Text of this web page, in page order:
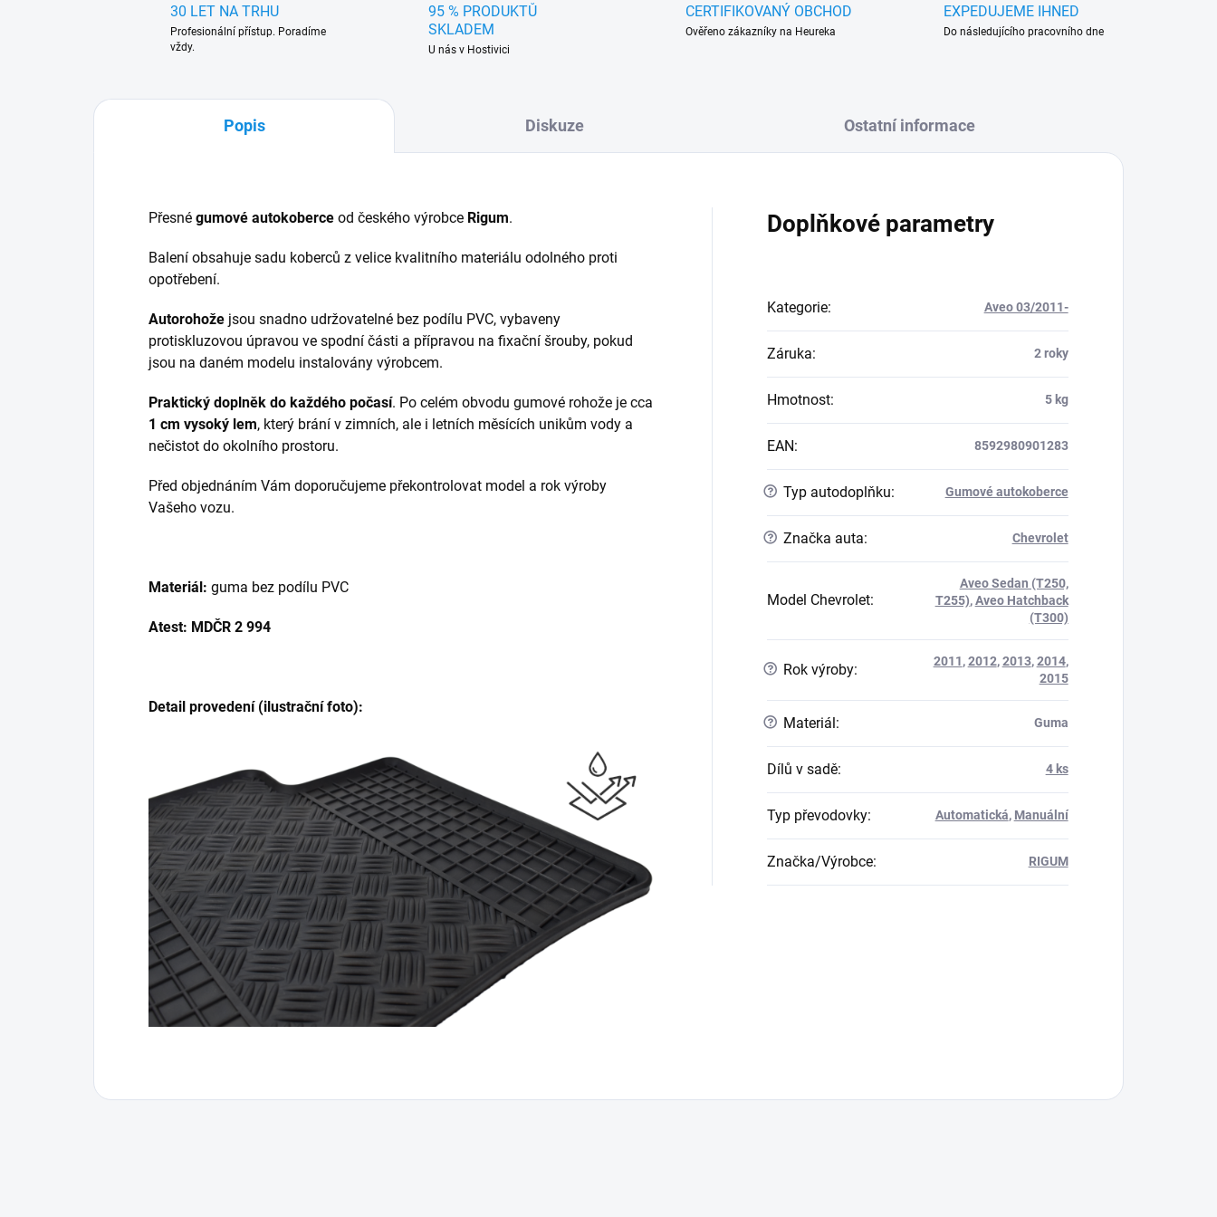
30 LET NA TRHU
Profesionální přístup. Poradíme
vždy.
95 % PRODUKTŮ
SKLADEM
U nás v Hostivici
CERTIFIKOVANÝ OBCHOD
Ověřeno zákazníky na Heureka
EXPEDUJEME IHNED
Do následujícího pracovního dne
Popis Diskuze Ostatní informace
Přesné gumové autokoberce od českého výrobce Rigum.
Balení obsahuje sadu koberců z velice kvalitního materiálu odolného proti
opotřebení.
Autorohože jsou snadno udržovatelné bez podílu PVC, vybaveny
protiskluzovou úpravou ve spodní části a přípravou na fixační šrouby, pokud
jsou na daném modelu instalovány výrobcem.
Praktický doplněk do každého počasí. Po celém obvodu gumové rohože je cca
1 cm vysoký lem, který brání v zimních, ale i letních měsících unikům vody a
nečistot do okolního prostoru.
Před objednáním Vám doporučujeme překontrolovat model a rok výroby
Vašeho vozu.
Materiál: guma bez podílu PVC
Atest: MDČR 2 994
Detail provedení (ilustrační foto):
Doplňkové parametry
Kategorie: Aveo 03/2011-
Záruka: 2 roky
Hmotnost: 5 kg
EAN: 8592980901283
? Typ autodoplňku: Gumové autokoberce
? Značka auta: Chevrolet
Model Chevrolet:
Aveo Sedan (T250,
T255),Aveo Hatchback
(T300)
? Rok výroby: 2011,2012,2013,2014,
2015
? Materiál : Guma
Dílů v sadě: 4 ks
Typ převodovky: Automatická, Manuální
Značka/Výrobce: RIGUM